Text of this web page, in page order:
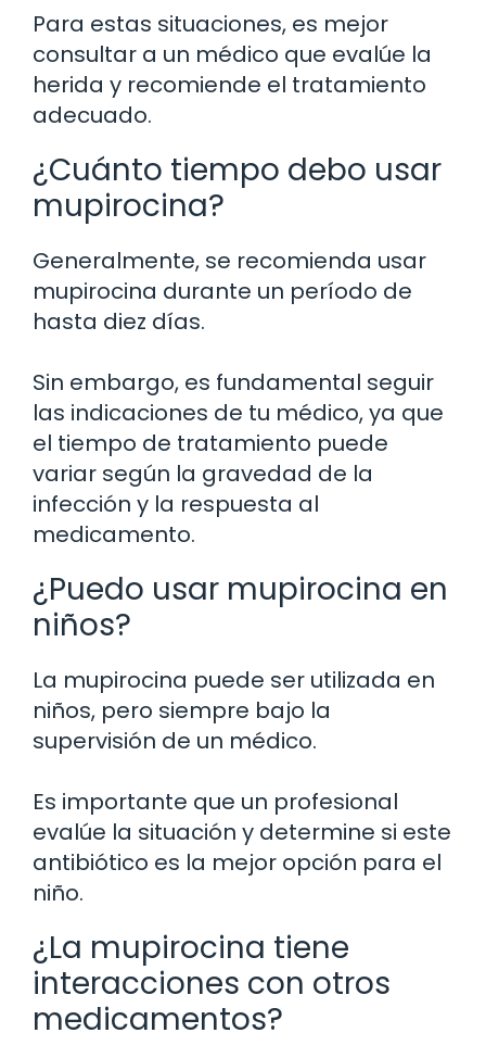
Para estas situaciones, es mejor
consultar a un médico que evalúe la
herida y recomiende el tratamiento
adecuado.
¿Cuánto tiempo debo usar
mupirocina?
Generalmente, se recomienda usar
mupirocina durante un período de
hasta diez días.
Sin embargo, es fundamental seguir
las indicaciones de tu médico, ya que
el tiempo de tratamiento puede
variar según la gravedad de la
infección y la respuesta al
medicamento.
¿Puedo usar mupirocina en
niños?
La mupirocina puede ser utilizada en
niños, pero siempre bajo la
supervisión de un médico.
Es importante que un profesional
evalúe la situación y determine si este
antibiótico es la mejor opción para el
niño.
¿La mupirocina tiene
interacciones con otros
medicamentos?